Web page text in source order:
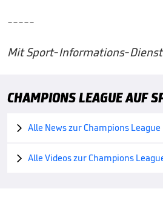
-----
Mit Sport-Informations-Dienst
CHAMPIONS LEAGUE AUF
 Alle News zur Champions League
 Alle Videos zur Champions